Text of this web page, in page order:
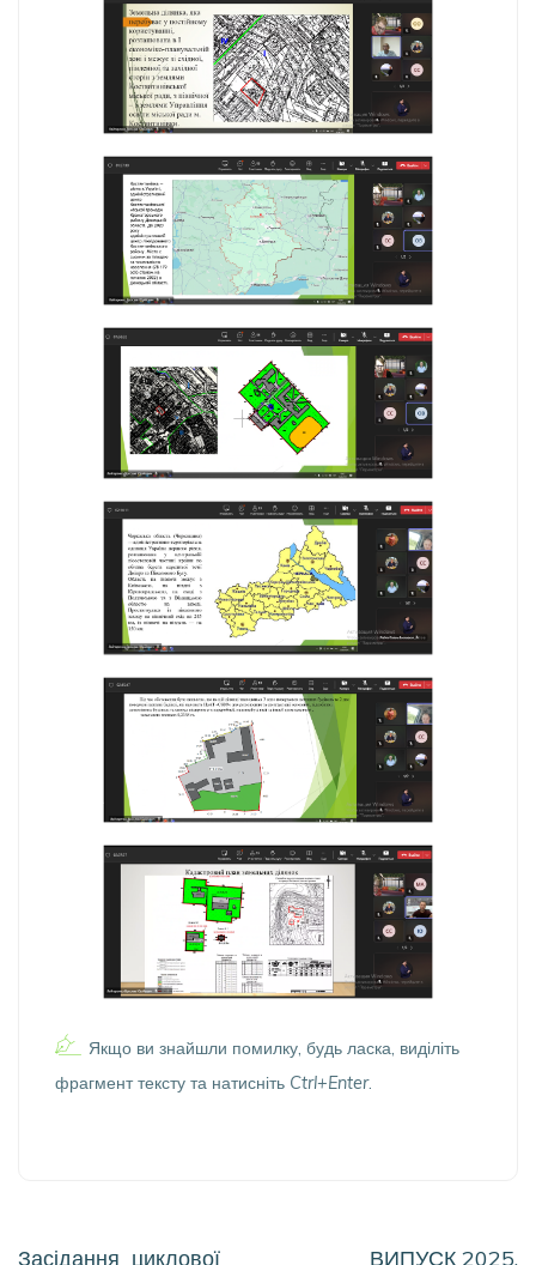
Якщо ви знайшли помилку, будь ласка, виділіть
фрагмент тексту та натисніть Ctrl+Enter.
Навігація
Засідання циклової
ВИПУСК 2025.